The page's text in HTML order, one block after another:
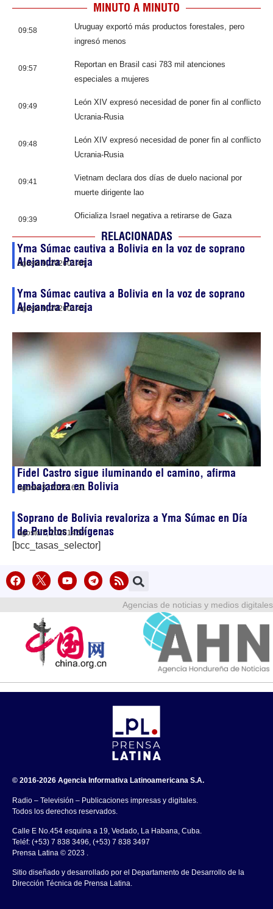
MINUTO A MINUTO
09:58
Uruguay exportó más productos forestales, pero
ingresó menos
09:57
Reportan en Brasil casi 783 mil atenciones
especiales a mujeres
09:49
León XIV expresó necesidad de poner fin al conflicto
Ucrania-Rusia
09:48
León XIV expresó necesidad de poner fin al conflicto
Ucrania-Rusia
09:41
Vietnam declara dos días de duelo nacional por
muerte dirigente lao
09:39 Oficializa Israel negativa a retirarse de Gaza
RELACIONADAS
Yma Súmac cautiva a Bolivia en la voz de soprano
Alejandra Pareja
agosto 9, 202601:44
Yma Súmac cautiva a Bolivia en la voz de soprano
Alejandra Pareja
agosto 9, 202601:43
Fidel Castro sigue iluminando el camino, afirma
embajadora en Bolivia
agosto 8, 202616:31
Soprano de Bolivia revaloriza a Yma Súmac en Día
de Pueblos Indígenas
agosto 7, 202614:57
[bcc_tasas_selector]
Agencias de noticias y medios digitales
© 2016-2026 Agencia Informativa Latinoamericana S.A.
Radio – Televisión – Publicaciones impresas y digitales.
Todos los derechos reservados.
Calle E No.454 esquina a 19, Vedado, La Habana, Cuba.
Teléf: (+53) 7 838 3496, (+53) 7 838 3497
Prensa Latina © 2023 .
Sitio diseñado y desarrollado por el Departamento de Desarrollo de la
Dirección Técnica de Prensa Latina.